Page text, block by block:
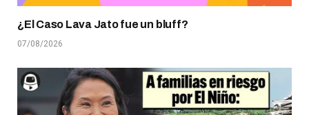
¿El Caso Lava Jato fue un bluff?
07/08/2026